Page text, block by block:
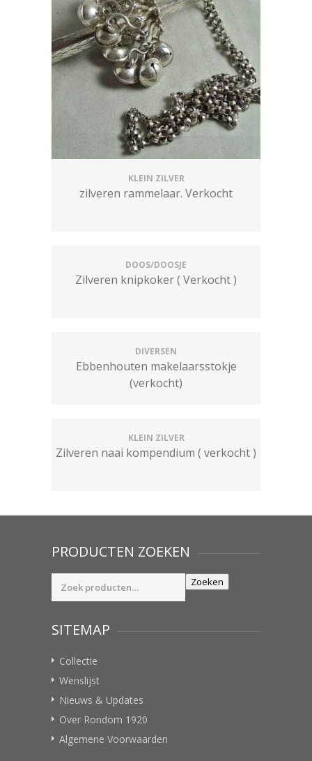
KLEIN ZILVER
zilveren rammelaar. Verkocht
DOOS/DOOSJE
Zilveren knipkoker ( Verkocht )
DIVERSEN
Ebbenhouten makelaarsstokje
(verkocht)
KLEIN ZILVER
Zilveren naai kompendium ( verkocht )
PRODUCTEN ZOEKEN
Zoeken
Zoeken
SITEMAP
Collectie
Wenslijst
Nieuws & Updates
Over Rondom 1920
Algemene Voorwaarden